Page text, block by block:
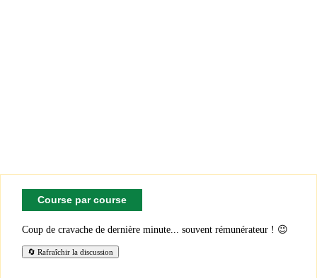
Course par course
Coup de cravache de dernière minute... souvent rémunérateur ! 😉
🔄 Rafraîchir la discussion